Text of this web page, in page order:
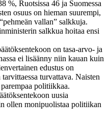
%, Ruotsissa 46 ja Suomessa
osuus on hieman suurempi,
vallan” salkkuja.
salkkua hoitaa ensi
on tasa-arvo- ja
ei lisäänny niin kauan kuin
edustus on
turvattava. Naisten
politiikkaa.
uusia
ollen monipuolistaa politiikan